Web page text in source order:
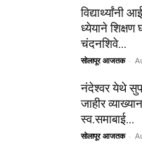
विद्यार्थ्यांनी
ध्येयाने
चंदनशिवे...
सोलापूर आजतक -
नंदेश्वर येथे
जाहीर
स्व.समाबाई...
सोलापूर आजतक -